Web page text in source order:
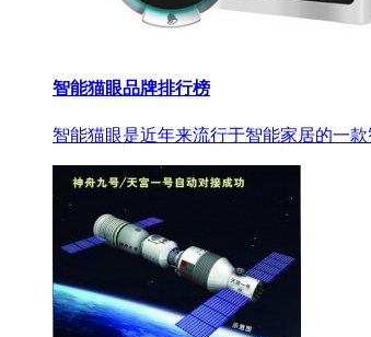
智能猫眼品牌排行榜
智能猫眼是近年来流行于智能家居的一